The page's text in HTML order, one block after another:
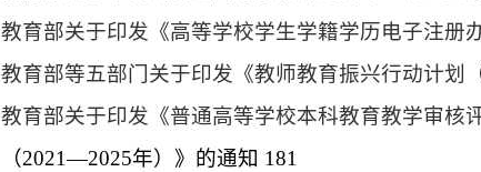
教育部关于印发《高等学校学生学籍学历电子注册
教育部等五部门关于印发《教师教育振兴行动计划
教育部关于印发《普通高等学校本科教育教学审核
（2021—2025年）》的通知 181